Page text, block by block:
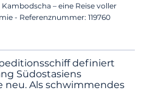
– eine Reise voller
- Referenznummer: 119760
definiert
Südostasiens
neu. Als schwimmendes